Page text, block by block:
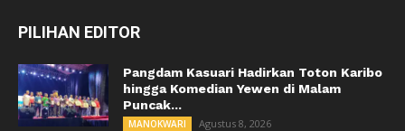
PILIHAN EDITOR
Pangdam Kasuari Hadirkan Toton Karibo
hingga Komedian Yewen di Malam
Puncak...
MANOKWARI Agustus 8, 2026